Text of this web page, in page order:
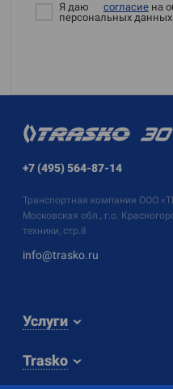
Я даю согласие на
персональных данных
+7 (495) 564-87-14
Транспортная компания ООО
Московская обл., г.о.
техники, стр.8
info@trasko.ru
Услуги
Trasko